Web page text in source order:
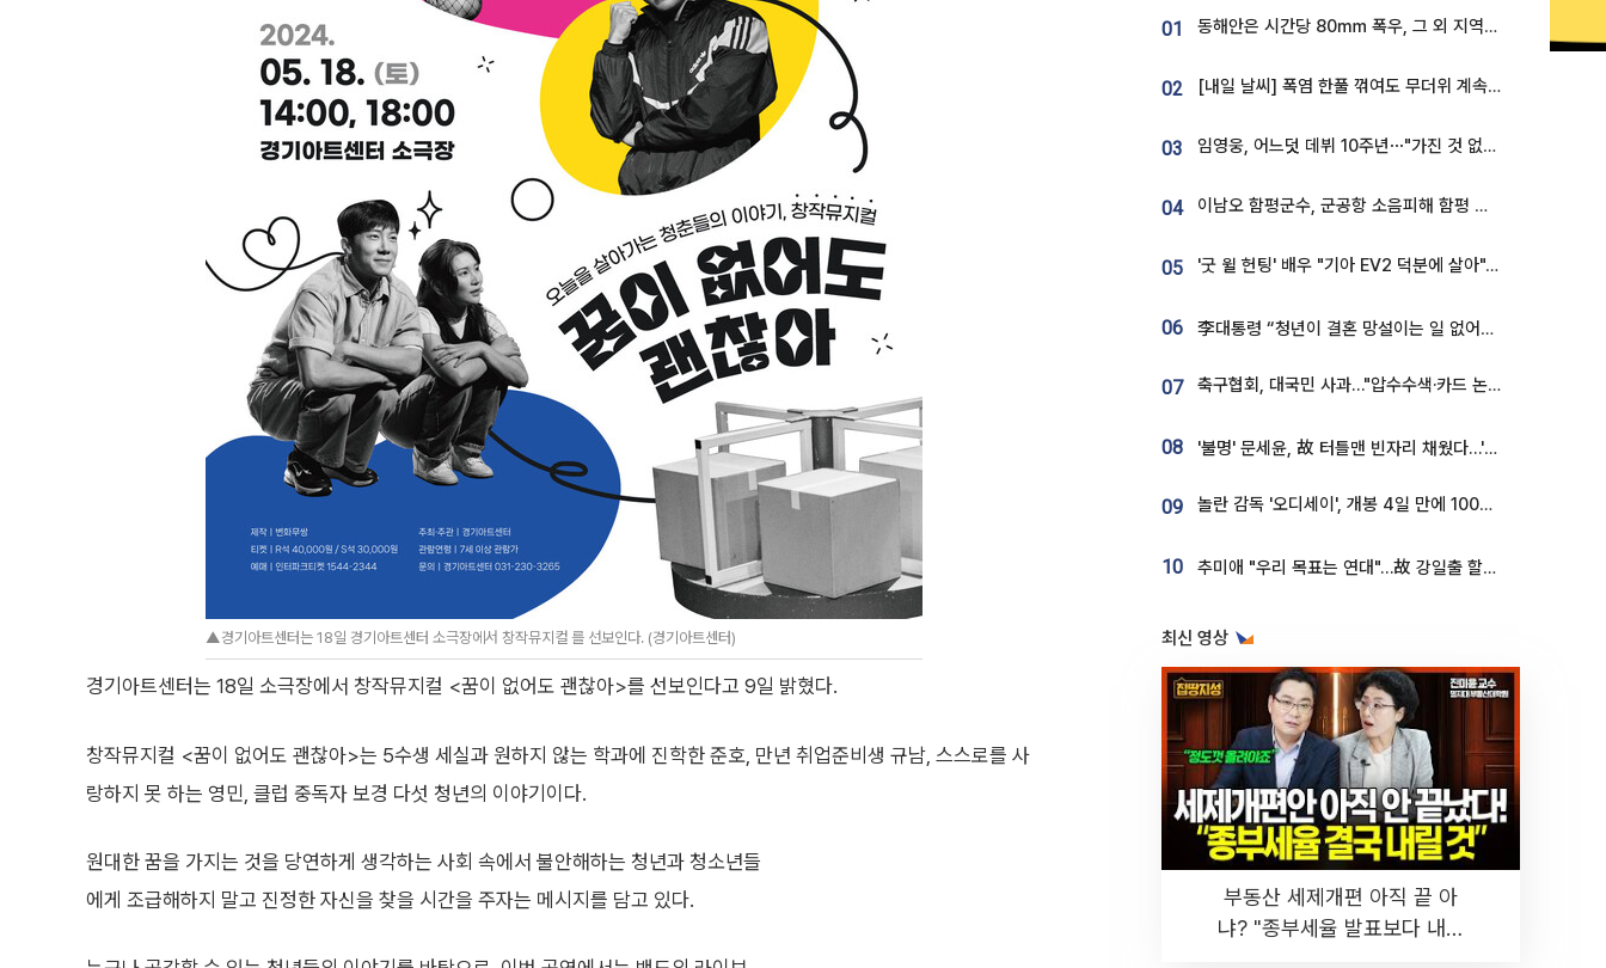
▲경기아트센터는 18일 경기아트센터 소극장에서 창작뮤지컬 를 선보인다. (경기아트센터)
경기아트센터는 18일 소극장에서 창작뮤지컬 <꿈이 없어도 괜찮아>를 선보인다고 9일 밝혔다.
창작뮤지컬 <꿈이 없어도 괜찮아>는 5수생 세실과 원하지 않는 학과에 진학한 준호, 만년 취업준비생 규남, 스스로를 사
랑하지 못 하는 영민, 클럽 중독자 보경 다섯 청년의 이야기이다.
원대한 꿈을 가지는 것을 당연하게 생각하는 사회 속에서 불안해하는 청년과 청소년들
에게 조급해하지 말고 진정한 자신을 찾을 시간을 주자는 메시지를 담고 있다.
01 동해안은 시간당 80㎜ 폭우, 그 외 지역은 폭염…‘극과 극 날씨’
02 [내일 날씨] 폭염 한풀 꺾여도 무더위 계속⋯동해안 이틀 연속 비
03 임영웅, 어느덧 데뷔 10주년⋯"가진 것 없던 시절, 내 앞엔 20명의 팬뿐"
04 이남오 함평군수, 군공항 소음피해 함평 보상 요구
05 '굿 윌 헌팅' 배우 "기아 EV2 덕분에 살아"…교통사고 후 안전성 극찬
06 李대통령 “청년이 결혼 망설이는 일 없어야...제도상 불이익 조사”
07 축구협회, 대국민 사과…"압수수색·카드 논란 사죄, 강도 높은 쇄신"
08 '불명' 문세윤, 故 터틀맨 빈자리 채웠다…'거북이' 눈물의 최종 우승
09 놀란 감독 '오디세이', 개봉 4일 만에 100만 돌파⋯'왕사남' 보다 빠르다
10 추미애 "우리 목표는 연대"…故 강일출 할머니 흉상 제막
최신 영상
부동산 세제개편 아직 끝 아
냐? "종부세율 발표보다 내릴